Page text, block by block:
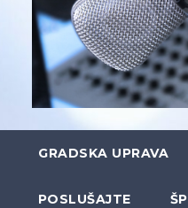
GRADSKA UPRAVA
POSLUŠAJTE